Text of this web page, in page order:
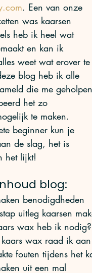
. Een van onze
was kaarsen
heb ik heel wat
en kan ik
weet wat erover te
blog heb ik alle
die me geholpen
het zo
te maken.
beginner kun je
de slag, het is
het lijkt!
blog:
benodigdheden
uitleg kaarsen
wax heb ik nodig?
wax raad ik aan
fouten tijdens het
uit een mal